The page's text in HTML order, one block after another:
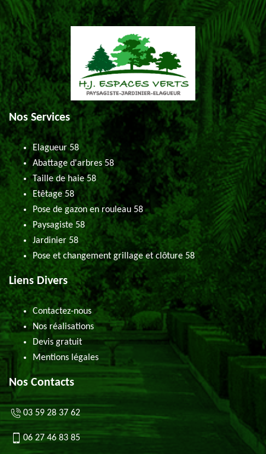
Nos Services
Elagueur 58
Abattage d'arbres 58
Taille de haie 58
Etêtage 58
Pose de gazon en rouleau 58
Paysagiste 58
Jardinier 58
Pose et changement grillage et clôture 58
Liens Divers
Contactez-nous
Nos réalisations
Devis gratuit
Mentions légales
Nos Contacts
03 59 28 37 62
06 27 46 83 85